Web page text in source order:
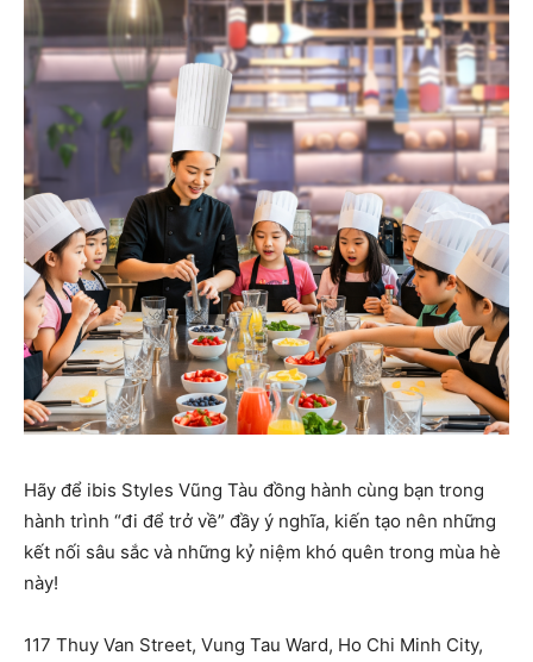
Hãy để ibis Styles Vũng Tàu đồng hành cùng bạn trong
hành trình “đi để trở về” đầy ý nghĩa, kiến tạo nên những
kết nối sâu sắc và những kỷ niệm khó quên trong mùa hè
này!
117 Thuy Van Street, Vung Tau Ward, Ho Chi Minh City,